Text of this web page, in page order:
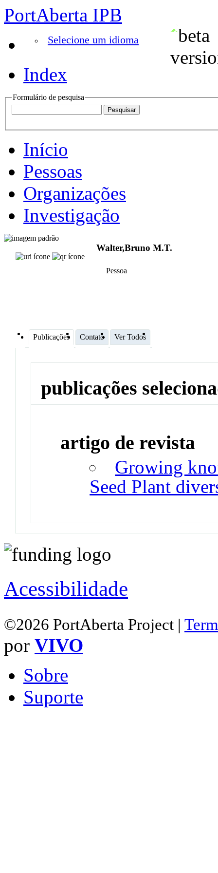
PortAberta IPB
Selecione um idioma
Index
Formulário de pesquisa
Início
Pessoas
Organizações
Investigação
Walter,Bruno M.T.
Pessoa
Publicações Contato Ver Todos
publicações
artigo de revista
Growing
Seed Plant
Acessibilidade
©2026 PortAberta Project |
por VIVO
Sobre
Suporte